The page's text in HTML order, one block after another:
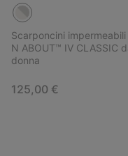
Scarponcini impermeabili
N ABOUT™ IV CLASSIC
donna
Regular price:
125,00 €